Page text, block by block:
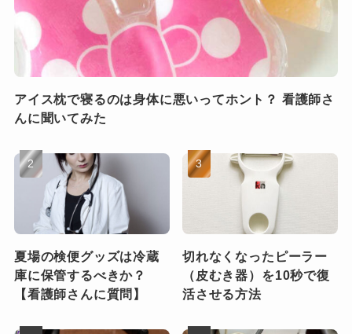
アイス枕で寝るのは身体に悪いってホント？ 看護師さ
んに聞いてみた
夏場の検便グッズは冷蔵
庫に保管するべきか？
【看護師さんに質問】
切れなくなったピーラー
（皮むき器）を10秒で復
活させる方法